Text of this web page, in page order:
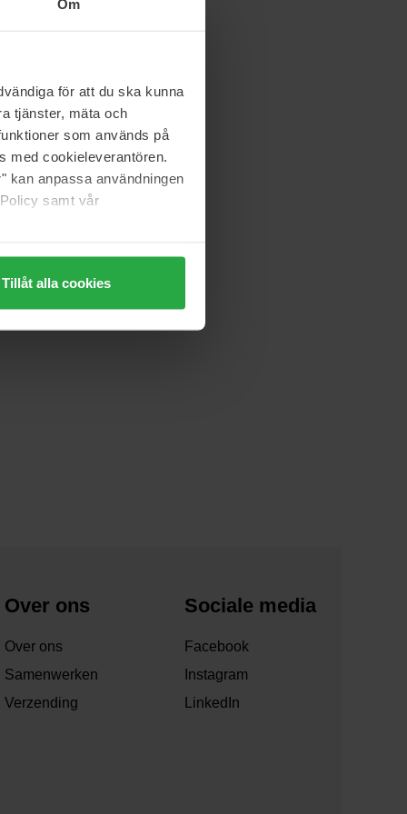
Om
för att du ska kunna
tjänster, mäta och
som används på
med cookieleverantören.
kan anpassa användningen
samt vår
Tillåt alla cookies
Over ons
Over ons
Samenwerken
Verzending
Sociale media
Facebook
Instagram
LinkedIn